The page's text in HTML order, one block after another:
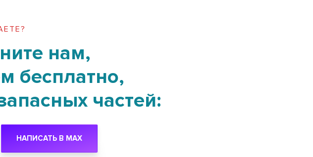
нам,
бесплатно,
частей:
НАПИСАТЬ В MAX